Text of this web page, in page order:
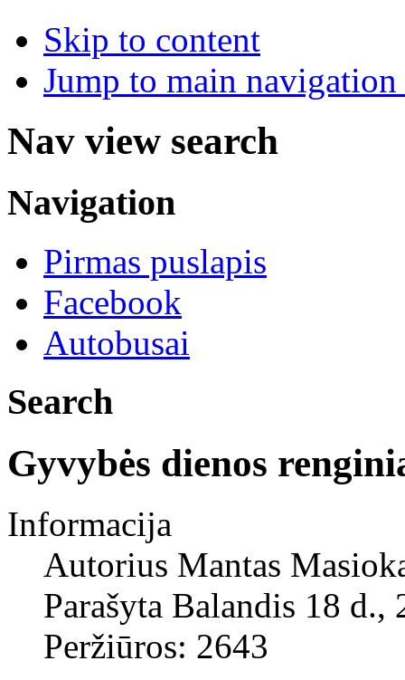
Skip to content
Jump to main
Nav view search
Navigation
Pirmas puslapis
Facebook
Autobusai
Search
Gyvybės dienos
Informacija
Autorius Mantas
Parašyta Balandis 18 d.,
Peržiūros: 2643